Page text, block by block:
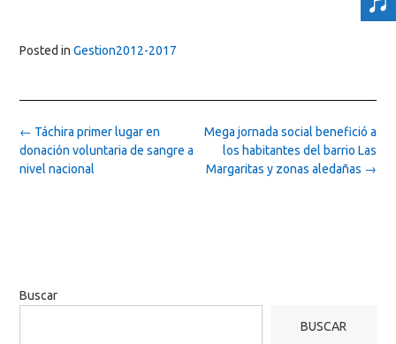
Posted in Gestion2012-2017
Post
navigation
Mega jornada social benefició a
los habitantes del barrio Las
Margaritas y zonas aledañas →
← Táchira primer lugar en
donación voluntaria de sangre a
nivel nacional
Buscar
BUSCAR